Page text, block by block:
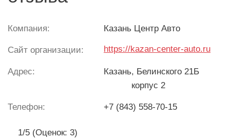
Компания: Казань Центр Авто
Сайт организации: https://kazan-center-auto.ru
Адрес: Казань, Белинского 21Б
корпус 2
Телефон: +7 (843) 558-70-15
1/5 (Оценок: 3)